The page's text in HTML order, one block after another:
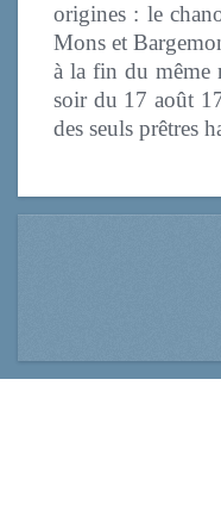
origines : le
Mons et
à la fin du même
soir du 17 août
des seuls prêtres